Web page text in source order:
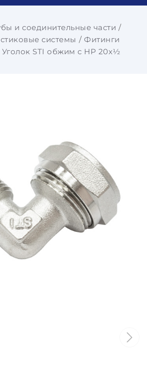
и соединительные части
системы
Фитинги
Уголок STI обжим с НР 20х½